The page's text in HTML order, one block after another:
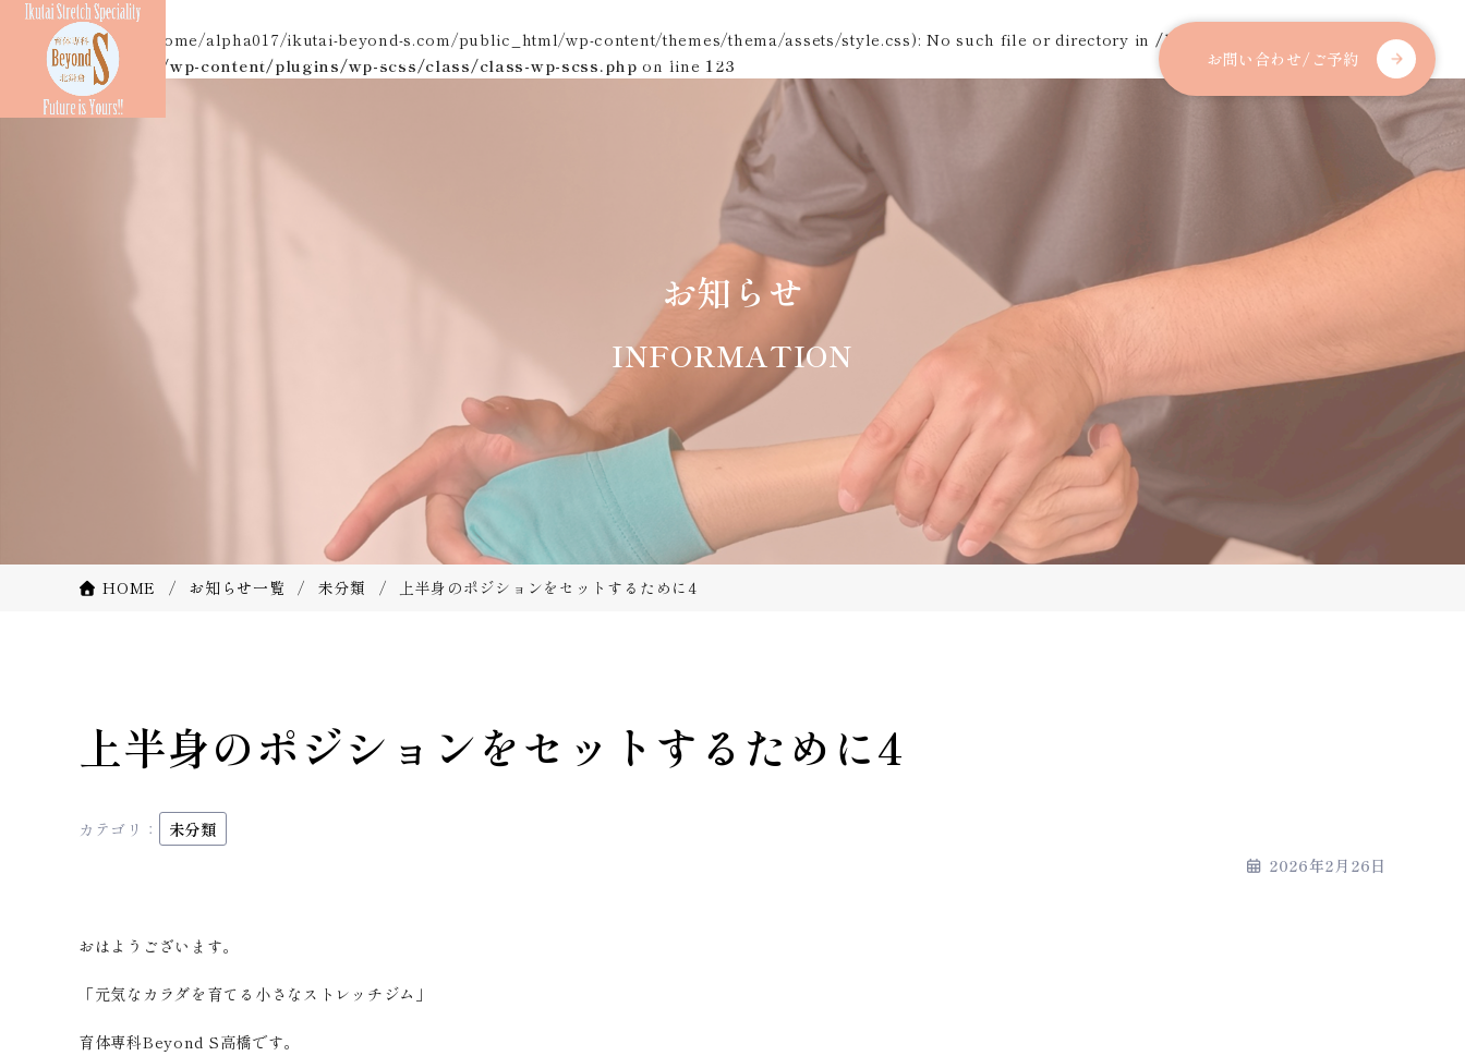
Warning: unlink(/home/alpha017/ikutai-beyond-s.com/public_html/wp-content/themes/thema/assets/style.css): No such file or directory in /home/alpha017/ikutai-beyond-
s.com/public_html/wp-content/plugins/wp-scss/class/class-wp-scss.php on line 123
コンセプト 料金案内 カラダプラン ご利用方法 お客様の声 お問い合わせ/ご予約
INFORMATION
お知らせ
HOME お知らせ一覧 未分類 上半身のポジションをセットするために4
上半身のポジションをセットするために4
カテゴリ： 未分類
2026年2月26日
おはようございます。
「元気なカラダを育てる小さなストレッチジム」
育体専科Beyond S高橋です。